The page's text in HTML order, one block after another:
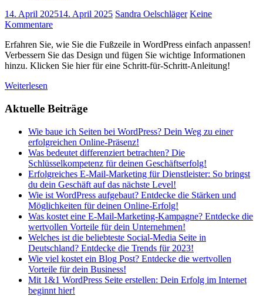
14. April 202514. April 2025 Sandra Oelschläger Keine
Kommentare
Erfahren Sie, wie Sie die Fußzeile in WordPress einfach anpassen!
Verbessern Sie das Design und fügen Sie wichtige Informationen
hinzu. Klicken Sie hier für eine Schritt-für-Schritt-Anleitung!
Weiterlesen
Aktuelle Beiträge
Wie baue ich Seiten bei WordPress? Dein Weg zu einer
erfolgreichen Online-Präsenz!
Was bedeutet differenziert betrachten? Die
Schlüsselkompetenz für deinen Geschäftserfolg!
Erfolgreiches E-Mail-Marketing für Dienstleister: So bringst
du dein Geschäft auf das nächste Level!
Wie ist WordPress aufgebaut? Entdecke die Stärken und
Möglichkeiten für deinen Online-Erfolg!
Was kostet eine E-Mail-Marketing-Kampagne? Entdecke die
wertvollen Vorteile für dein Unternehmen!
Welches ist die beliebteste Social-Media Seite in
Deutschland? Entdecke die Trends für 2023!
Wie viel kostet ein Blog Post? Entdecke die wertvollen
Vorteile für dein Business!
Mit 1&1 WordPress Seite erstellen: Dein Erfolg im Internet
beginnt hier!